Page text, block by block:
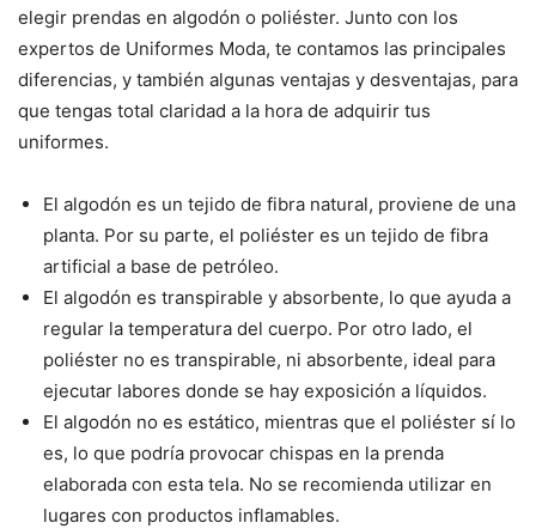
elegir prendas en algodón o poliéster. Junto con los
expertos de Uniformes Moda, te contamos las principales
diferencias, y también algunas ventajas y desventajas, para
que tengas total claridad a la hora de adquirir tus
uniformes.
El algodón es un tejido de fibra natural, proviene de una
planta. Por su parte, el poliéster es un tejido de fibra
artificial a base de petróleo.
El algodón es transpirable y absorbente, lo que ayuda a
regular la temperatura del cuerpo. Por otro lado, el
poliéster no es transpirable, ni absorbente, ideal para
ejecutar labores donde se hay exposición a líquidos.
El algodón no es estático, mientras que el poliéster sí lo
es, lo que podría provocar chispas en la prenda
elaborada con esta tela. No se recomienda utilizar en
lugares con productos inflamables.